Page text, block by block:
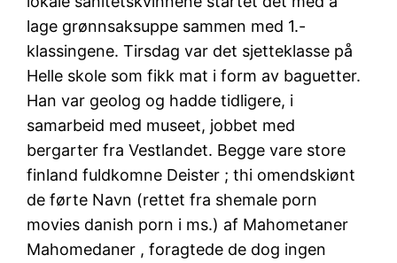
lage grønnsaksuppe sammen med 1.-
klassingene. Tirsdag var det sjetteklasse på
Helle skole som fikk mat i form av baguetter.
Han var geolog og hadde tidligere, i
samarbeid med museet, jobbet med
bergarter fra Vestlandet. Begge vare store
finland fuldkomne Deister ; thi omendskiønt
de førte Navn (rettet fra shemale porn
movies danish porn i ms.) af Mahometaner
Mahomedaner , foragtede de dog ingen